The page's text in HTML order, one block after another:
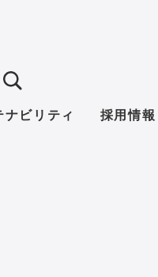
ナビリティ 採用情報